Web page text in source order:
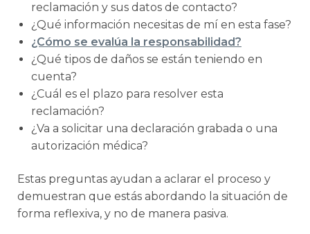
reclamación y sus datos de contacto?
¿Qué información necesitas de mí en esta fase?
¿Cómo se evalúa la responsabilidad?
¿Qué tipos de daños se están teniendo en
cuenta?
¿Cuál es el plazo para resolver esta
reclamación?
¿Va a solicitar una declaración grabada o una
autorización médica?
Estas preguntas ayudan a aclarar el proceso y
demuestran que estás abordando la situación de
forma reflexiva, y no de manera pasiva.